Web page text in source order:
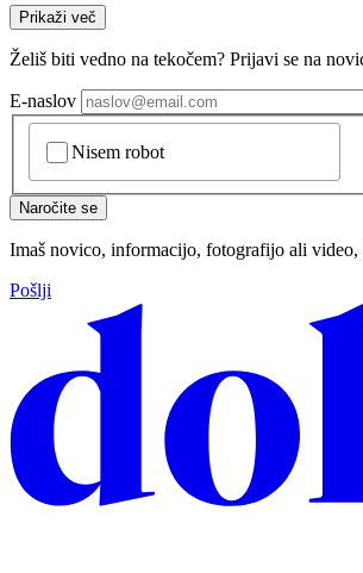
Prikaži več
Želiš biti vedno na tekočem? Prijavi se na
E-naslov
Nisem robot
Naročite se
Imaš novico, informacijo, fotografijo ali
Pošlji